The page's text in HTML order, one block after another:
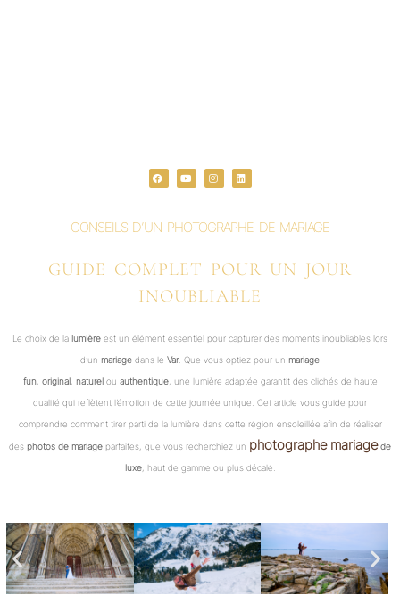
a
c
o
k
o
u
e
n
s
r
a
i
n
n
CONSEILS D’UN PHOTOGRAPHE DE MARIAGE
GUIDE COMPLET POUR UN JOUR
INOUBLIABLE
Le choix de la lumière est un élément essentiel pour capturer des moments inoubliables lors
d’un mariage dans le Var. Que vous optiez pour un mariage
fun, original, naturelou authentique, une lumière adaptée garantit des clichés de haute
qualité qui reflètent l’émotion de cette journée unique. Cet article vous guide pour
comprendre comment tirer parti de la lumière dans cette région ensoleillée afin de réaliser
des photos de mariage parfaites, que vous recherchiez un photographe mariagede
luxe, haut de gamme ou plus décalé.